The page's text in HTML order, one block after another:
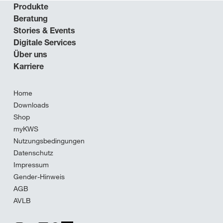
Produkte
Beratung
Stories & Events
Digitale Services
Über uns
Karriere
Home
Downloads
Shop
myKWS
Nutzungsbedingungen
Datenschutz
Impressum
Gender-Hinweis
AGB
AVLB